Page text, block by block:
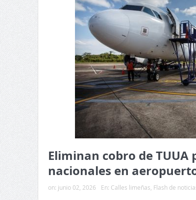
Eliminan cobro de TUUA
nacionales en
on: junio 02, 2026 En: Calles limeñas Flash de